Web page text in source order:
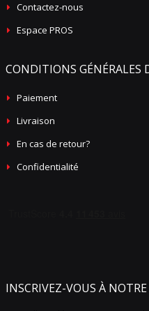
Contactez-nous
Espace PROS
CONDITIONS GÉNÉRALES
Paiement
Livraison
En cas de retour?
Confidentialité
INSCRIVEZ-VOUS À